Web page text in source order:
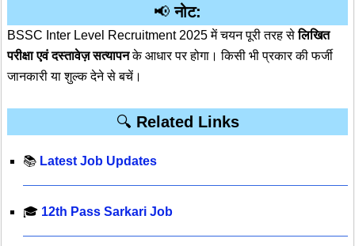
📢नोट:
BSSC Inter Level Recruitment 2025 में चयन पूरी तरह सेलिखित
परीक्षा एवं दस्तावेज़ सत्यापनके आधार पर होगा। किसी भी प्रकार की फर्जी
जानकारी या शुल्क देने से बचें।
🔍 Related Links
📚 Latest Job Updates
🎓 12th Pass Sarkari Job